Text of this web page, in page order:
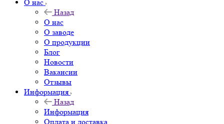
О нас
Назад
О нас
О заводе
О продукции
Блог
Новости
Вакансии
Отзывы
Информация
Назад
Информация
Оплата и доставка